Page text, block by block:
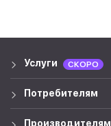
Услуги СКОРО
Потребителям
Производителям